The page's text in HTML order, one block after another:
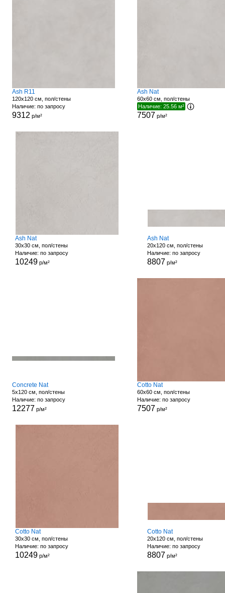
Ash R11
120x120 см, пол/стены
Наличие: по запросу
9312 р/м²
Ash Nat
60x60 см, пол/стены
Наличие: 25.56 м²
7507 р/м²
Ash Nat
30x30 см, пол/стены
Наличие: по запросу
10249 р/м²
Ash Nat
20x120 см, пол/стены
Наличие: по запросу
8807 р/м²
Concrete Nat
5x120 см, пол/стены
Наличие: по запросу
12277 р/м²
Cotto Nat
60x60 см, пол/стены
Наличие: по запросу
7507 р/м²
Cotto Nat
30x30 см, пол/стены
Наличие: по запросу
10249 р/м²
Cotto Nat
20x120 см, пол/стены
Наличие: по запросу
8807 р/м²